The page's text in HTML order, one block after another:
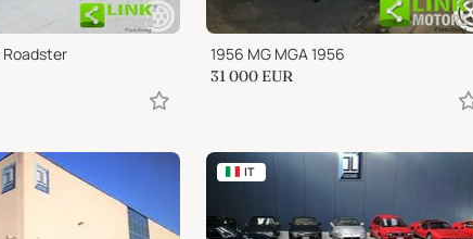
Roadster 1956 MG MGA 1956
31 000 EUR
IT